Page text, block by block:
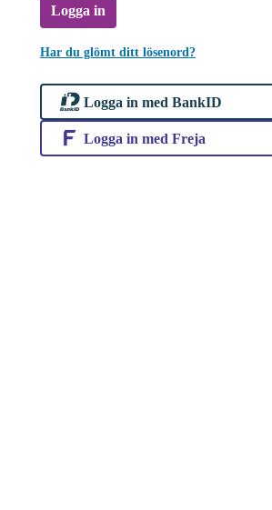
Logga in
Har du glömt ditt lösenord?
Logga in med BankID
Logga in med Freja